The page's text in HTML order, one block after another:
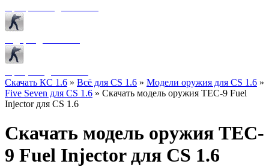
Скачать КС 1.6 » Всё для CS 1.6 » Модели оружия для CS 1.6 »
Five Seven для CS 1.6 » Скачать модель оружия TEC-9 Fuel
Injector для CS 1.6
Скачать модель оружия TEC-
9 Fuel Injector для CS 1.6